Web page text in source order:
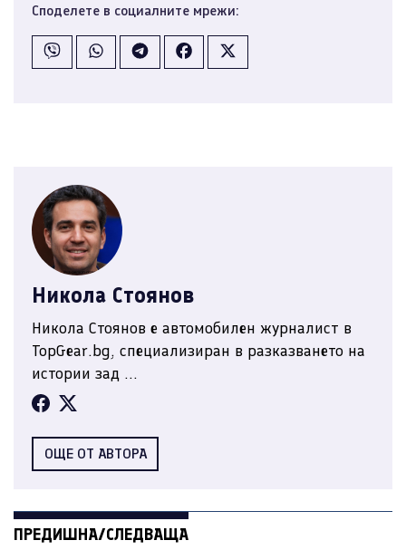
Споделете в социалните мрежи:
Никола Стоянов
Никола Стоянов е автомобилен журналист в
TopGear.bg, специализиран в разказването на
истории зад ...
ОЩЕ ОТ АВТОРА
ПРЕДИШНА/СЛЕДВАЩА